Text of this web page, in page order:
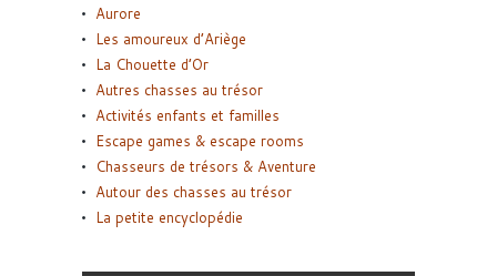
Aurore
Les amoureux d’Ariège
La Chouette d’Or
Autres chasses au trésor
Activités enfants et familles
Escape games & escape rooms
Chasseurs de trésors & Aventure
Autour des chasses au trésor
La petite encyclopédie